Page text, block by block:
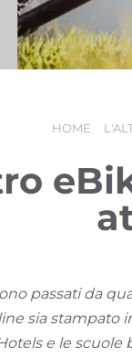
HOME
passati da
sia stampato
e le scuole